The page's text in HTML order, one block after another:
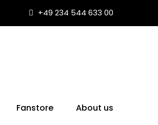
+49 234 544 633 00
Fanstore About us